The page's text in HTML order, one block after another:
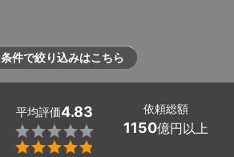
条件で絞り込みはこちら
平均評価4.83


依頼総額
1150億円以上